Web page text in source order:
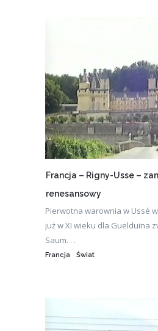
Francja – Rigny-Usse –
renesansowy
Pierwotna warownia w Ussé
już w XI wieku dla Guelduina
Saum. . .
Francja Świat